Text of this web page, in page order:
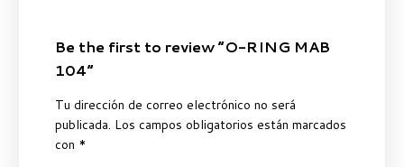
Be the first to review “O-RING MAB
104”
Tu dirección de correo electrónico no será
publicada. Los campos obligatorios están marcados
con *